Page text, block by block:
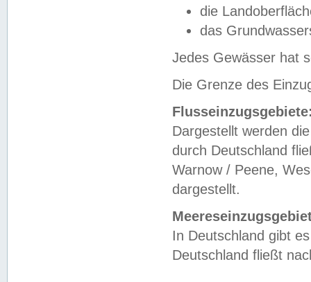
die
das
Jedes Gewässer hat
Die Grenze des
Dargestellt werden
durch Deutschland
Warnow / Peene,
dargestellt.
In Deutschland gibt
Deutschland fließt